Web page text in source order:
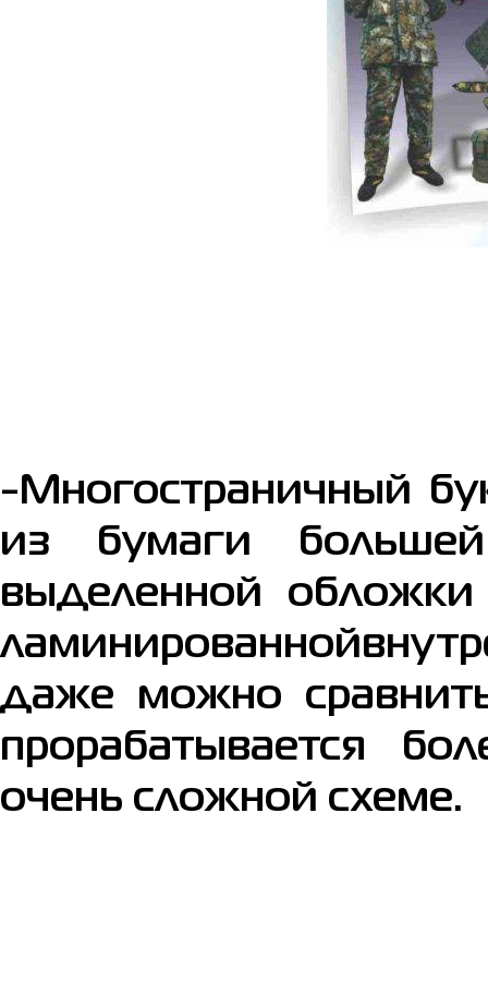
-Многостраничный
из бумаги
выделенной
даже можно
прорабатывается
очень сложной схеме.